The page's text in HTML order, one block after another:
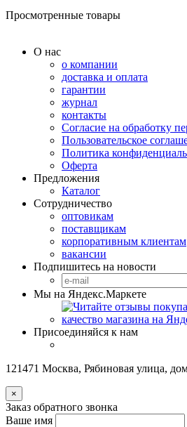
Просмотренные товары
О нас
о компании
доставка и оплата
гарантии
журнал
контакты
Согласие на обработку
Пользовательское
Политика
Оферта
Предложения
Каталог
Сотрудничество
оптовикам
поставщикам
корпоративным клиентам
вакансии
Подпишитесь на новости
Мы на Яндекс.Маркете
Присоединяйся к нам
121471 Москва, Рябиновая улица,
×
Заказ обратного звонка
Ваше имя